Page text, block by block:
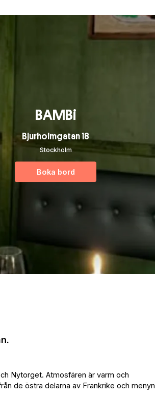
BAMBi
Bjurholmgatan 18
Stockholm
Boka bord
Nytorget. Atmosfären är varm och
de östra delarna av Frankrike och menyn